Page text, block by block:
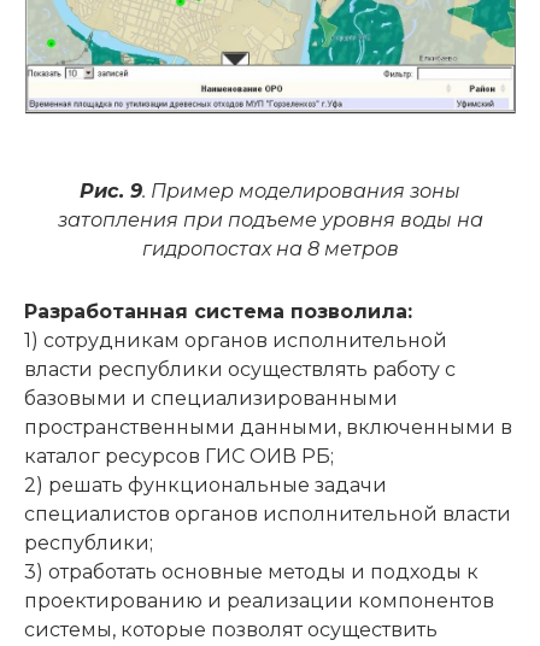
Рис. 9. Пример моделирования зоны
затопления при подъеме уровня воды на
гидропостах на 8 метров
Разработанная система позволила:
1) сотрудникам органов исполнительной
власти республики осуществлять работу с
базовыми и специализированными
пространственными данными, включенными в
каталог ресурсов ГИС ОИВ РБ;
2) решать функциональные задачи
специалистов органов исполнительной власти
республики;
3) отработать основные методы и подходы к
проектированию и реализации компонентов
системы, которые позволят осуществить